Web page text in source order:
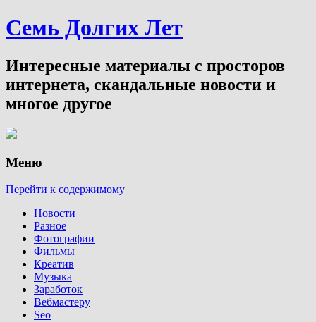
Семь Долгих Лет
Интересные материалы с просторов
интернета, скандальные новости и
многое другое
Меню
Перейти к содержимому
Новости
Разное
Фотографии
Фильмы
Креатив
Музыка
Заработок
Вебмастеру
Seo